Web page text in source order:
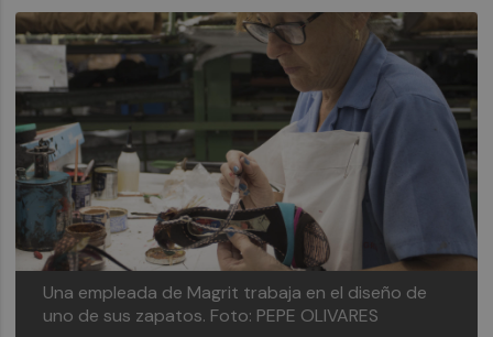
Una empleada de Magrit trabaja en el diseño de
uno de sus zapatos. Foto: PEPE OLIVARES